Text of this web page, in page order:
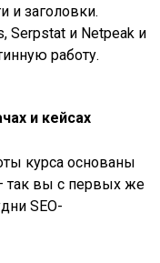
и заголовки.
Serpstat и Netpeak и
работу.
и кейсах
курса основаны
так вы с первых же
SEO-